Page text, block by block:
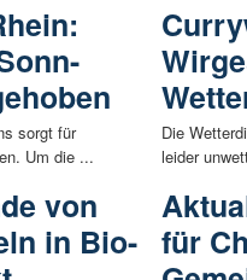
sorgt für
Um die ...
von
in Bio-
Die
leider
für